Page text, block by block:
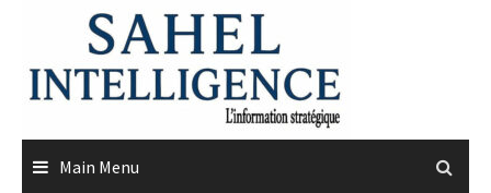
content
Main Menu